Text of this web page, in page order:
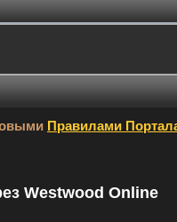
Правилами
Westwood Online